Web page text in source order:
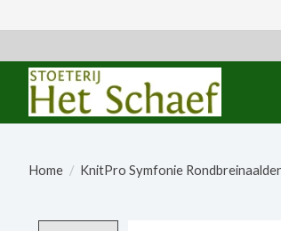
Home / KnitPro Symfonie